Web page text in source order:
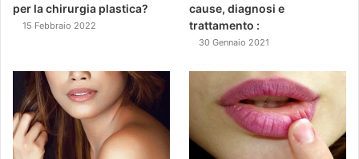
per la chirurgia plastica?
15 Febbraio 2022
cause, diagnosi e
trattamento :
30 Gennaio 2021